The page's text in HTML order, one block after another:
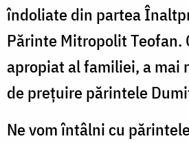
îndoliate din partea
Părinte Mitropolit Teofan.
apropiat al familiei, a mai
de prețuire părintele
Ne vom întâlni cu